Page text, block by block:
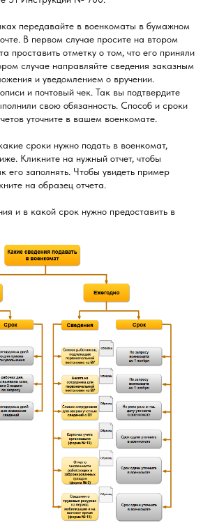
передавайте в военкоматы в бумажном
В первом случае просите на втором
проставить отметку о том, что его приняли
случае направляйте сведения заказным
и уведомлением о вручении.
и почтовый чек. Так вы подтвердите
свою обязанность. Способ и сроки
уточните в вашем военкомате.
сроки нужно подать в военкомат,
Кликните на нужный отчет, чтобы
его заполнять. Чтобы увидеть пример
на образец отчета.
и в какой срок нужно предоставить в